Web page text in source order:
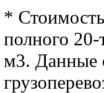
*
полного
м3. Данные